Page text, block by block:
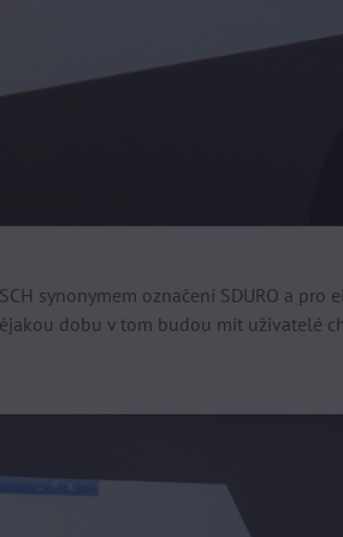
synonymem označení SDURO a pro
dobu v tom budou mít uživatelé